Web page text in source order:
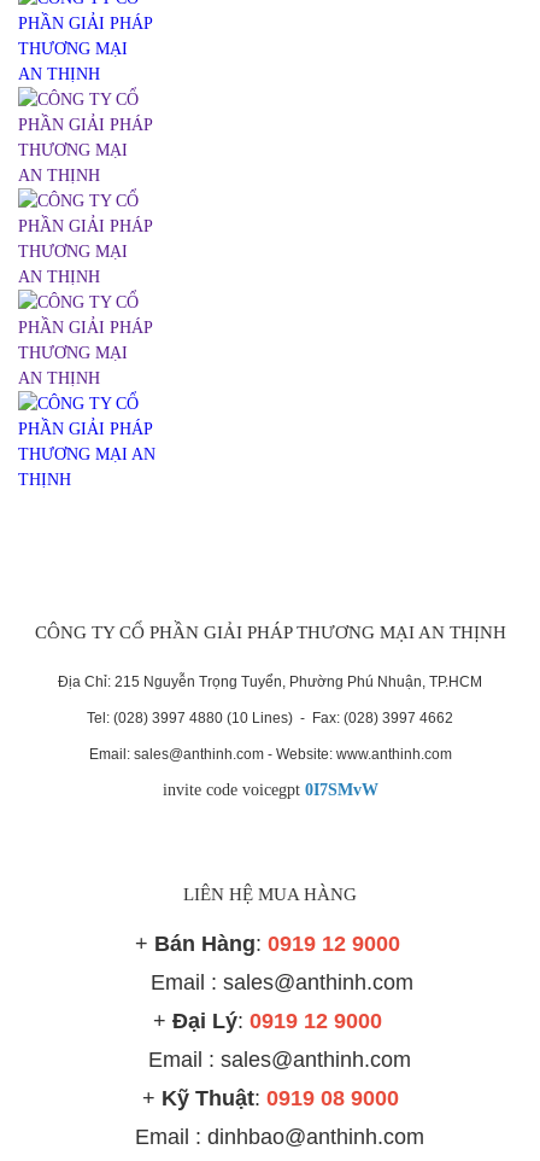
CÔNG TY CỔ PHẦN GIẢI PHÁP THƯƠNG MẠI AN THỊNH
Địa Chỉ: 215 Nguyễn Trọng Tuyển, Phường Phú Nhuận, TP.HCM
Tel: (028) 3997 4880 (10 Lines) - Fax: (028) 3997 4662
Email: sales@anthinh.com - Website: www.anthinh.com
invite code voicegpt 0I7SMvW
LIÊN HỆ MUA HÀNG
+ Bán Hàng: 0919 12 9000
Email : sales@anthinh.com
+ Đại Lý: 0919 12 9000
Email : sales@anthinh.com
+ Kỹ Thuật: 0919 08 9000
Email : dinhbao@anthinh.com